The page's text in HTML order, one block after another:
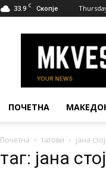
33.9 C Скопје
Вести
ПОЧЕТНА
Почетна тагови јана
таг: јана